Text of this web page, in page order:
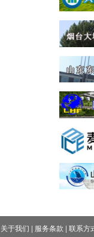
关于我们 | 服务条款 | 联系方